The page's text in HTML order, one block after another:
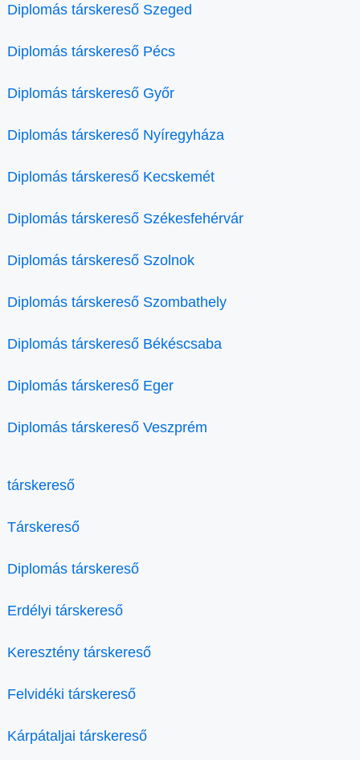
Diplomás társkereső Szeged
Diplomás társkereső Pécs
Diplomás társkereső Győr
Diplomás társkereső Nyíregyháza
Diplomás társkereső Kecskemét
Diplomás társkereső Székesfehérvár
Diplomás társkereső Szolnok
Diplomás társkereső Szombathely
Diplomás társkereső Békéscsaba
Diplomás társkereső Eger
Diplomás társkereső Veszprém
társkereső
Társkereső
Diplomás társkereső
Erdélyi társkereső
Keresztény társkereső
Felvidéki társkereső
Kárpátaljai társkereső